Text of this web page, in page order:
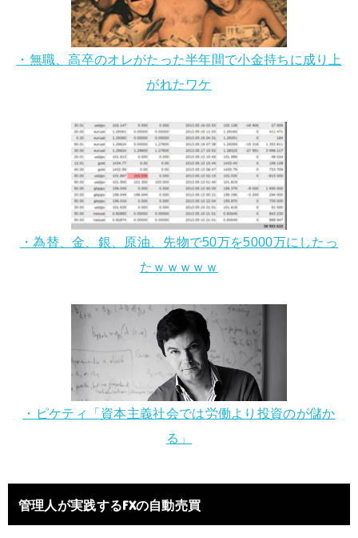
・無職、高卒のオレがたった半年間で小金持ちに成り上
がれたワケ
・為替、金、銀、原油、先物で50万を5000万にしたっ
たｗｗｗｗｗ
・ピケティ「資本主義社会では労働より投資のが儲か
る」
管理人が実践するFXの自動売買